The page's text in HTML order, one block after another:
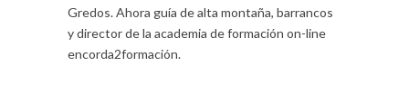
Gredos. Ahora guía de alta montaña, barrancos
y director de la academia de formación on-line
encorda2formación.